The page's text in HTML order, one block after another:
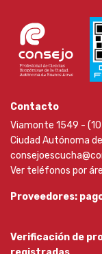
Contacto
Viamonte 1549 -
Ciudad Autónoma de
Ver teléfonos por
Proveedores:
Verificación de